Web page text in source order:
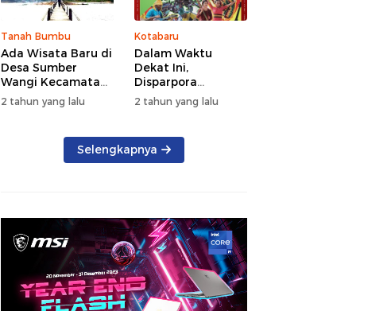
Tanah Bumbu
Ada Wisata Baru di
Desa Sumber
Wangi Kecamatan
Karang Bintang
2 tahun yang lalu
Kotabaru
Dalam Waktu
Dekat Ini,
Disparpora
Kotabaru Bakal
Menggelar Festival
2024
2 tahun yang lalu
Selengkapnya